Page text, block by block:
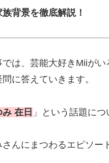
背景を徹底解説！
では、芸能大好きMiiが
に答えていきます。
在日 」という話題に
んにまつわるエピソー